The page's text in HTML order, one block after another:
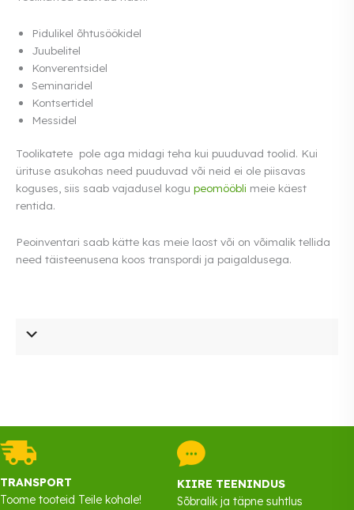
Pidulikel õhtusöökidel
Juubelitel
Konverentsidel
Seminaridel
Kontsertidel
Messidel
Toolikatete pole aga midagi teha kui puuduvad toolid. Kui
ürituse asukohas need puuduvad või neid ei ole piisavas
koguses, siis saab vajadusel kogu peomööbli meie käest
rentida.
Peoinventari saab kätte kas meie laost või on võimalik tellida
need täisteenusena koos transpordi ja paigaldusega.
TRANSPORT
Toome tooteid Teile kohale!
KIIRE TEENINDUS
Sõbralik ja täpne suhtlus